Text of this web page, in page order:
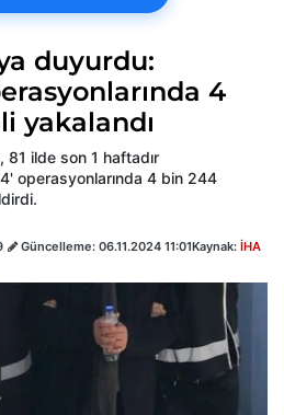
duyurdu:
4
yakalandı
81 ilde son 1 haftadır
operasyonlarında 4 bin 244
Güncelleme: 06.11.2024 11:01Kaynak: İHA